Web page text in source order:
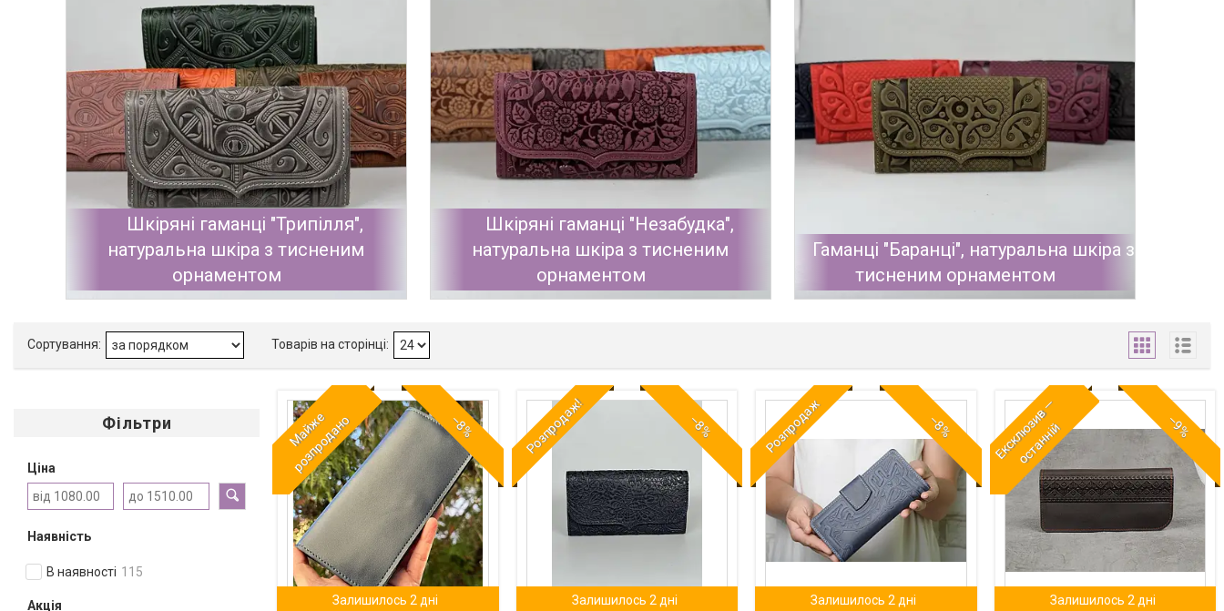
Шкіряні гаманці "Трипілля",
натуральна шкіра з тисненим
орнаментом
Шкіряні гаманці "Незабудка",
натуральна шкіра з тисненим
орнаментом
Гаманці "Баранці", натуральна шкіра з
тисненим орнаментом
Фільтри
Ціна
Наявність
В наявності 115
Акція
М
а
й
ж
е
р
о
з
п
р
о
д
а
н
о –8%
Залишилось 2 дні
Розпродаж! –8%
Залишилось 2 дні
Розпродаж –8%
Залишилось 2 дні
Е
к
с
к
л
ю
з
и
в
—
о
с
т
а
н
н
і
й –9%
Залишилось 2 дні